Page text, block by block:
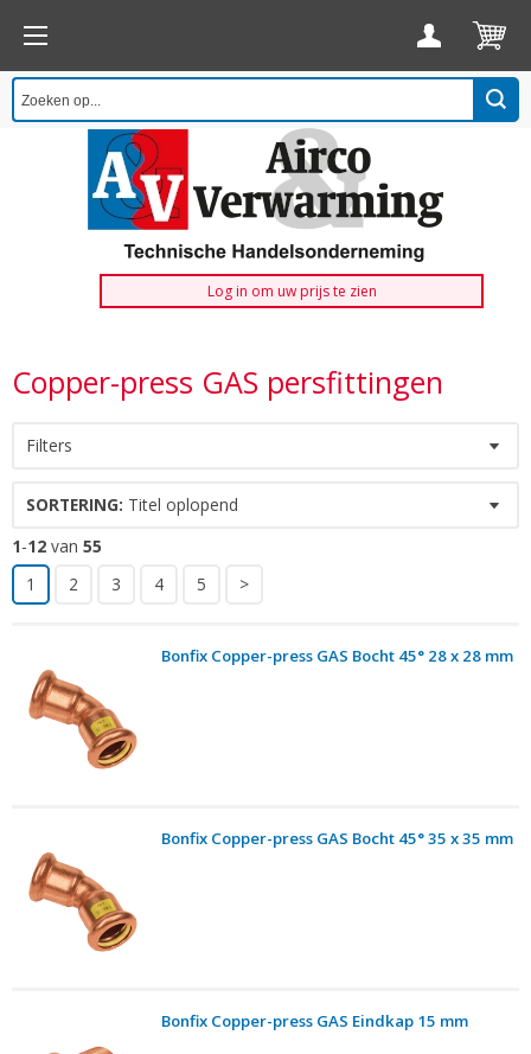
Log in om uw prijs te zien
Copper-press GAS persfittingen
Filters
SORTERING: Titel oplopend
1-12 van 55
1
2 3 4 5 >
Bonfix Copper-press GAS Bocht 45° 28 x 28 mm
Bonfix Copper-press GAS Bocht 45° 35 x 35 mm
Bonfix Copper-press GAS Eindkap 15 mm